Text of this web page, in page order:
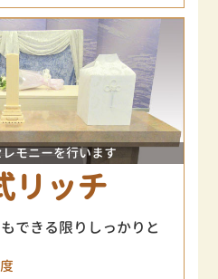
モニーを行います
リッチ
できる限りしっかりと